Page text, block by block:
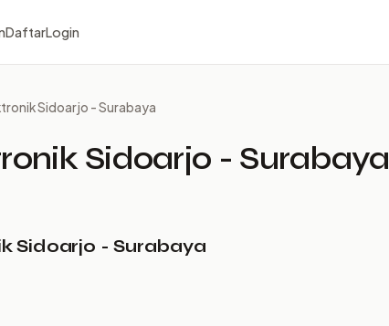
DaftarLogin
Sidoarjo - Surabaya
Sidoarjo - Surabaya
Sidoarjo - Surabaya